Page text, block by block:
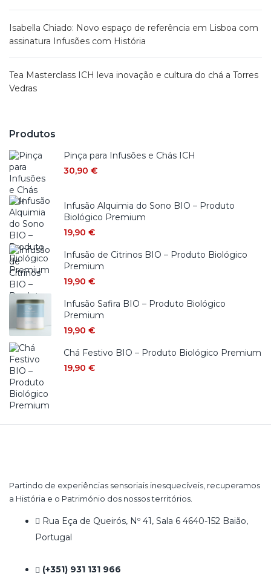
Isabella Chiado: Novo espaço de referência em Lisboa com
assinatura Infusões com História
Tea Masterclass ICH leva inovação e cultura do chá a Torres
Vedras
Produtos
Pinça para Infusões e Chás ICH
30,90 €
Infusão Alquimia do Sono BIO – Produto
Biológico Premium
19,90 €
Infusão de Citrinos BIO – Produto Biológico
Premium
19,90 €
Infusão Safira BIO – Produto Biológico
Premium
19,90 €
Chá Festivo BIO – Produto Biológico Premium
19,90 €
Partindo de experiências sensoriais inesquecíveis, recuperamos
a História e o Património dos nossos territórios.
Rua Eça de Queirós, Nº 41, Sala 6 4640-152 Baião,
Portugal
(+351) 931 131 966